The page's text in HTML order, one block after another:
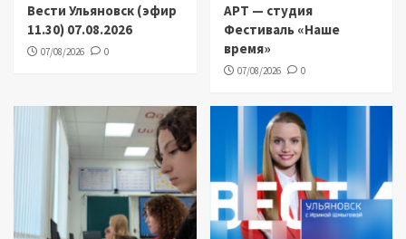
Вести Ульяновск (эфир
11.30) 07.08.2026
07/08/2026 0
АРТ — студия
Фестиваль «Наше
время»
07/08/2026 0